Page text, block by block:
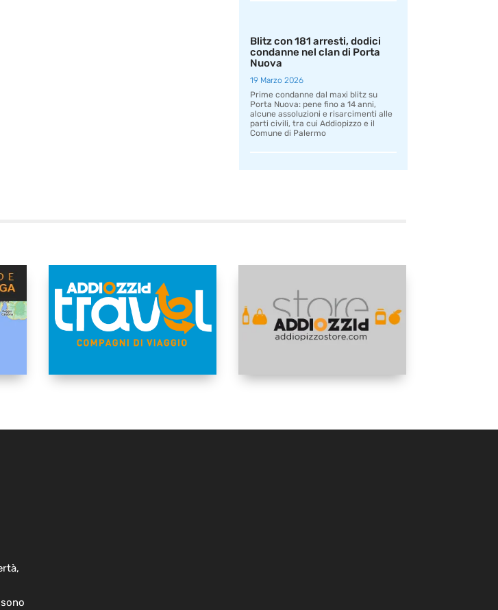
Blitz con 181 arresti, dodici
condanne nel clan di Porta
Nuova
19 Marzo 2026
Prime condanne dal maxi blitz su
Porta Nuova: pene fino a 14 anni,
alcune assoluzioni e risarcimenti alle
parti civili, tra cui Addiopizzo e il
Comune di Palermo